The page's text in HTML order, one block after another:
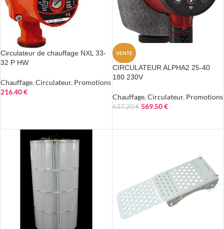
Circulateur de chauffage NXL 33-
32 P HW
Chauffage, Circulateur, Promotions
216.40€
VENTE
CIRCULATEUR ALPHA2 25-40
180 230V
Chauffage, Circulateur, Promotions
637.20€ 569.50€